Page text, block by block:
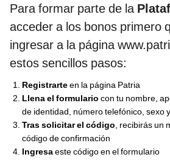
Para formar parte de la
acceder a los bonos primero
ingresar a la página
estos sencillos pasos:
Registrarteen la página Patria
Llena el formulario con tu nombre,
de identidad, número telefónico, sexo
Tras solicitar el código, recibirás un
código de confirmación
Ingresaeste código en el formulario